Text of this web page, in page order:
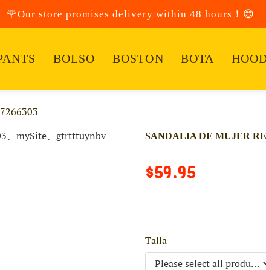
BOLSO BOSTON BOTA
🌹Our store promises delivery within 48 hours！😊
SANDALIA DE MUJER
$59.95
Talla